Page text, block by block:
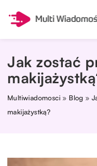
Jak zostać
Multiwiadomosci » Blog »
makijażystką?